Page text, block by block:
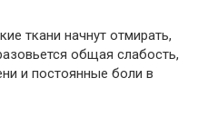
ткани начнут отмирать,
общая слабость,
и постоянные боли в